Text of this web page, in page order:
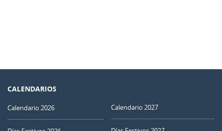
CALENDARIOS
Calendario 2026 Calendario 2027